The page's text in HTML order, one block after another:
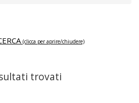
(clicca per aprire/chiudere)
trovati